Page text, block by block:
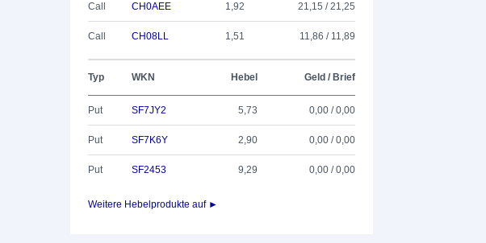
Call CH0AEE 1,92 21,15 / 21,25
Call CH08LL 1,51 11,86 / 11,89
Typ WKN Hebel Geld / Brief
Put SF7JY2 5,73 0,00 / 0,00
Put SF7K6Y 2,90 0,00 / 0,00
Put SF2453 9,29 0,00 / 0,00
Weitere Hebelprodukte auf ►